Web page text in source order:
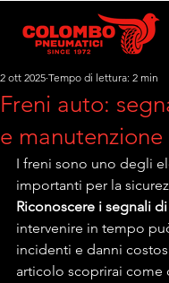
Freni auto:
e
2 ott 2025 Tempo di lettura: 2 min
I freni sono uno degli
importanti per la
Riconoscere i segnali
intervenire in tempo
incidenti e danni
articolo scoprirai come